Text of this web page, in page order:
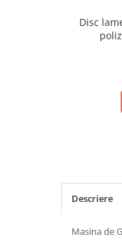
Aparate de Sudura
Disc
Descriere
Masina de